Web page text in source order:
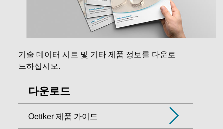
기술 데이터 시트 및 기타 제품 정보를 다운로
드하십시오.
다운로드
Oetiker 제품 가이드